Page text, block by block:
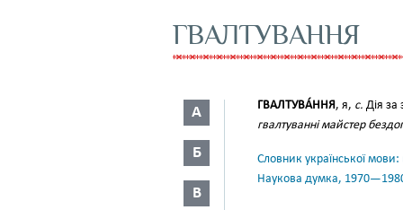
ГВАЛТУВАННЯ
А
Б
В
ГВАЛТУВА́ННЯ, я, с. Дія за
гвалтуванні майстер
Словник української
Наукова думка,